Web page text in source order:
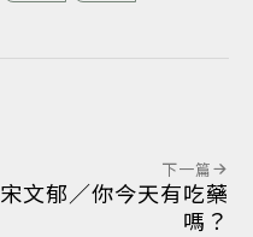
下一篇
宋文郁／你今天有吃藥
嗎？